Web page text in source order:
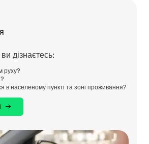
дізнаєтесь:
руху?
в населеному пункті та зоні проживання?